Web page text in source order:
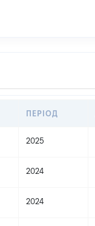
ПЕРІОД
2025
2024
2024